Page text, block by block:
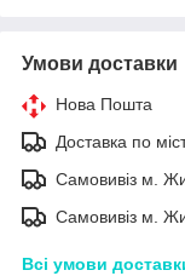
Умови доставки
Нова Пошта
Доставка по
Самовивіз м.
Самовивіз м.
Всі умови